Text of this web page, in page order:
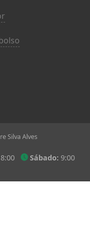
Silva Alves
Sábado: 9:00